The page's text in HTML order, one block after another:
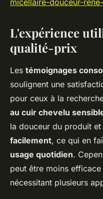
micellaire-douceur-
L'expérience
qualité-prix
Les témoignages
soulignent une
pour ceux à la
au cuir chevelu
la douceur du produit
facilement, ce qui en
usage quotidien.
peut être moins
nécessitant plusieurs